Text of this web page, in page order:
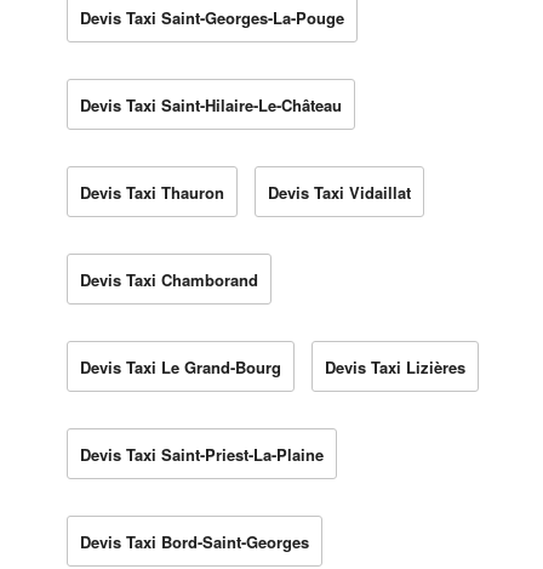
Devis Taxi Saint-Georges-La-Pouge
Devis Taxi Saint-Hilaire-Le-Château
Devis Taxi Thauron Devis Taxi Vidaillat
Devis Taxi Chamborand
Devis Taxi Le Grand-Bourg Devis Taxi Lizières
Devis Taxi Saint-Priest-La-Plaine
Devis Taxi Bord-Saint-Georges